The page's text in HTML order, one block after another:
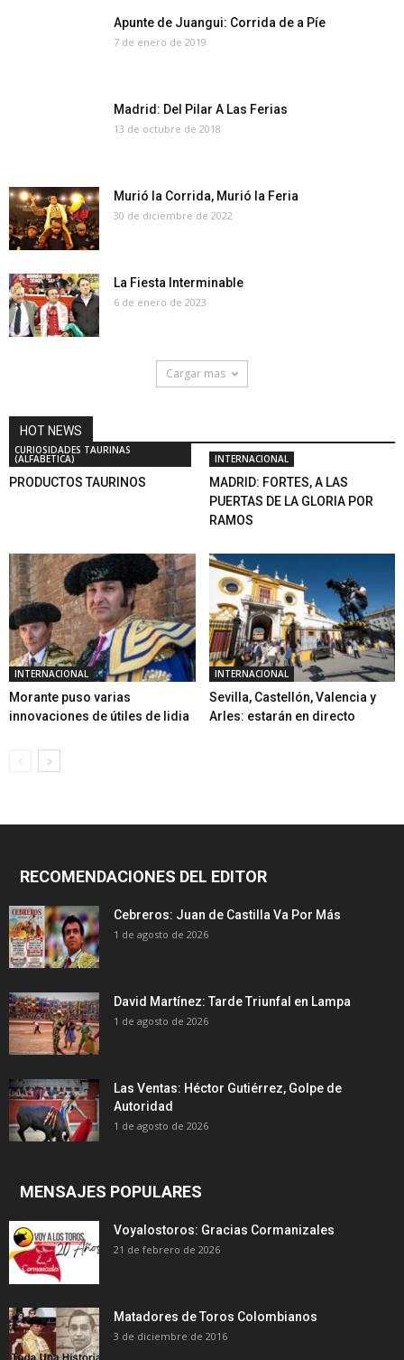
Apunte de Juangui: Corrida de a Píe
7 de enero de 2019
Madrid: Del Pilar A Las Ferias
13 de octubre de 2018
Murió la Corrida, Murió la Feria
30 de diciembre de 2022
La Fiesta Interminable
6 de enero de 2023
Cargar mas
HOT NEWS
CURIOSIDADES TAURINAS
(ALFABETICA)
PRODUCTOS TAURINOS
INTERNACIONAL
MADRID: FORTES, A LAS
PUERTAS DE LA GLORIA POR
RAMOS
INTERNACIONAL
Morante puso varias
innovaciones de útiles de lidia
INTERNACIONAL
Sevilla, Castellón, Valencia y
Arles: estarán en directo
RECOMENDACIONES DEL EDITOR
Cebreros: Juan de Castilla Va Por Más
1 de agosto de 2026
David Martínez: Tarde Triunfal en Lampa
1 de agosto de 2026
Las Ventas: Héctor Gutiérrez, Golpe de
Autoridad
1 de agosto de 2026
MENSAJES POPULARES
Voyalostoros: Gracias Cormanizales
21 de febrero de 2026
Matadores de Toros Colombianos
3 de diciembre de 2016